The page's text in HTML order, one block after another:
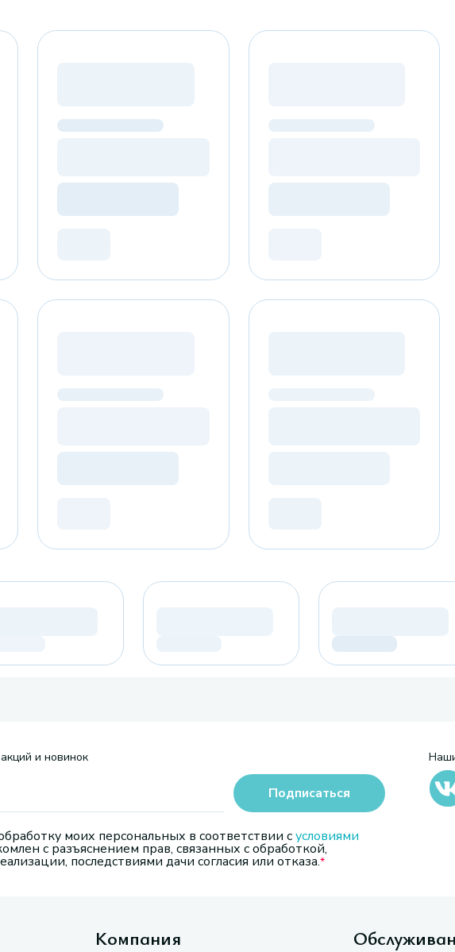
и новинок
моих персональных в соответствии сусловиями
с разъяснением прав, связанных с обработкой,
последствиями дачи согласия или отказа.
Подписаться
Компания